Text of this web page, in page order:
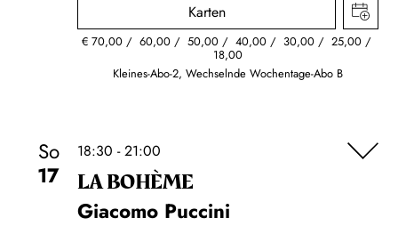
Karten
€ 70,00 60,00 50,00 40,00 30,00 25,00
18,00
Kleines-Abo-2, Wechselnde Wochentage-Abo B
So
17
18:30 - 21:00
LA BOHÈME
Giacomo Puccini